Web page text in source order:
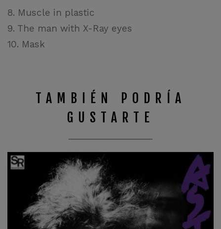
8. Muscle in plastic
9. The man with X-Ray eyes
10. Mask
TAMBIÉN PODRÍA
GUSTARTE